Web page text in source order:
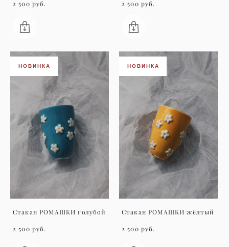
2 500 pуб. 2 500 pуб.
НОВИНКА
Стакан РОМАШКИ голубой
2 500 pуб.
НОВИНКА
Стакан РОМАШКИ жёлтый
2 500 pуб.